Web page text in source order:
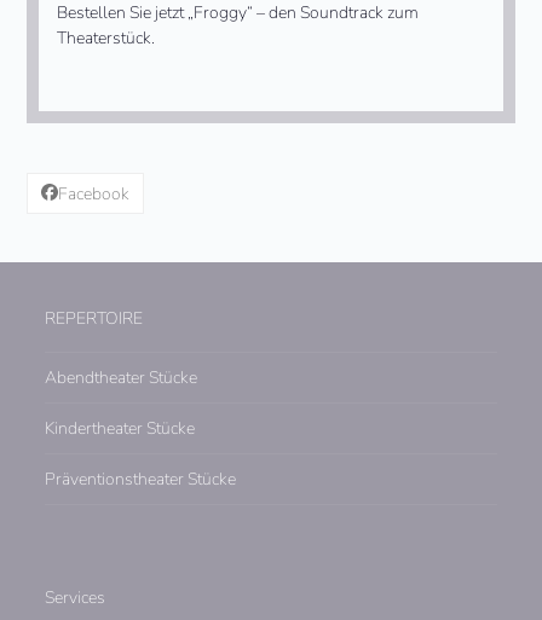
Bestellen Sie jetzt „Froggy“ – den Soundtrack zum
Theaterstück.
Facebook
REPERTOIRE
Abendtheater Stücke
Kindertheater Stücke
Präventionstheater Stücke
Services